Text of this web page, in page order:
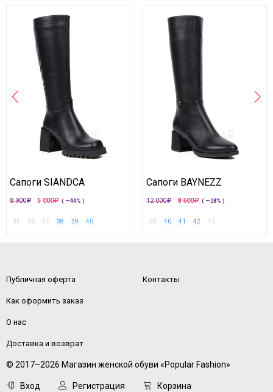
Сапоги SIANDCA
8 900 5 000 ( —44% )
35 36 37 38 39 40
Сапоги BAYNEZZ
12 000 8 600 ( —28% )
39 40 41 42 43
Публичная оферта
Как оформить заказ
О нас
Доставка и возврат
Контакты
© 2017–2026 Магазин женской обуви «Popular Fashion»
Вход Регистрация Корзина